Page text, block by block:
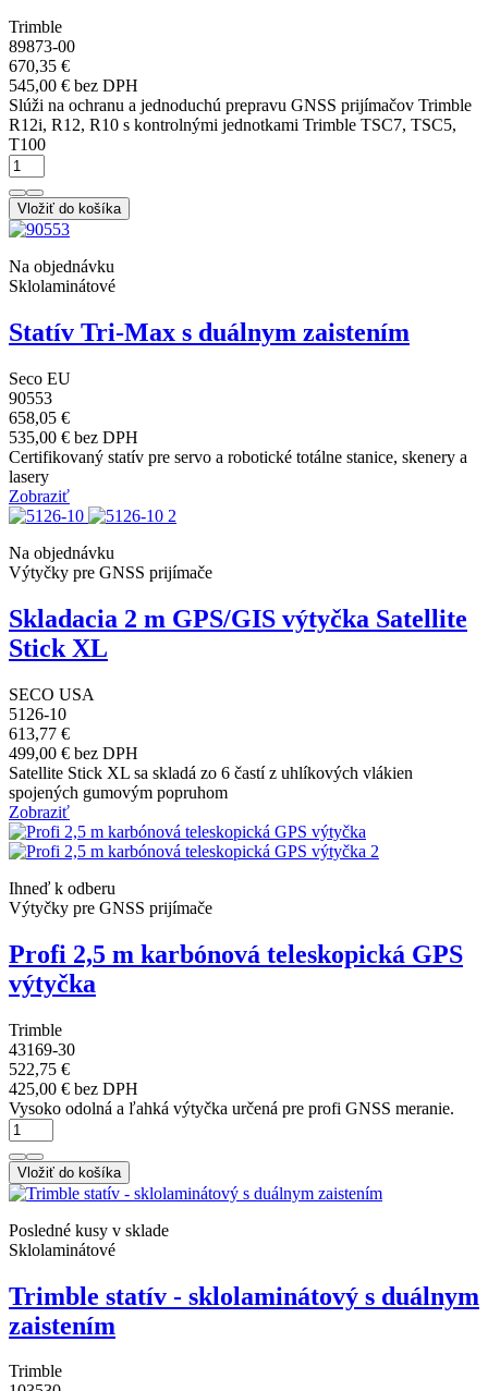
Trimble
89873-00
670,35 €
545,00 € bez DPH
Slúži na ochranu a jednoduchú prepravu GNSS prijímačov Trimble
R12i, R12, R10 s kontrolnými jednotkami Trimble TSC7, TSC5,
T100
Vložiť do košíka
Na objednávku
Sklolaminátové
Statív Tri-Max s duálnym zaistením
Seco EU
90553
658,05 €
535,00 € bez DPH
Certifikovaný statív pre servo a robotické totálne stanice, skenery a
lasery
Zobraziť
Na objednávku
Výtyčky pre GNSS prijímače
Skladacia 2 m GPS/GIS výtyčka Satellite
Stick XL
SECO USA
5126-10
613,77 €
499,00 € bez DPH
Satellite Stick XL sa skladá zo 6 častí z uhlíkových vlákien
spojených gumovým popruhom
Zobraziť
Ihneď k odberu
Výtyčky pre GNSS prijímače
Profi 2,5 m karbónová teleskopická GPS
výtyčka
Trimble
43169-30
522,75 €
425,00 € bez DPH
Vysoko odolná a ľahká výtyčka určená pre profi GNSS meranie.
Vložiť do košíka
Posledné kusy v sklade
Sklolaminátové
Trimble statív - sklolaminátový s duálnym
zaistením
Trimble